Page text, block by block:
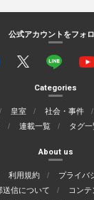
公式アカウントをフォ
Categories
皇室 社会・事件
連載一覧 タグ一
About us
利用規約
プライバ
送信について
コン